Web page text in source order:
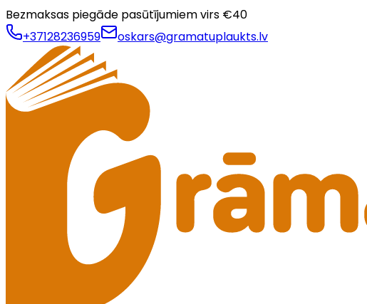
Bezmaksas piegāde pasūtījumiem virs €40
+37128236959
oskars@gramatuplaukts.lv